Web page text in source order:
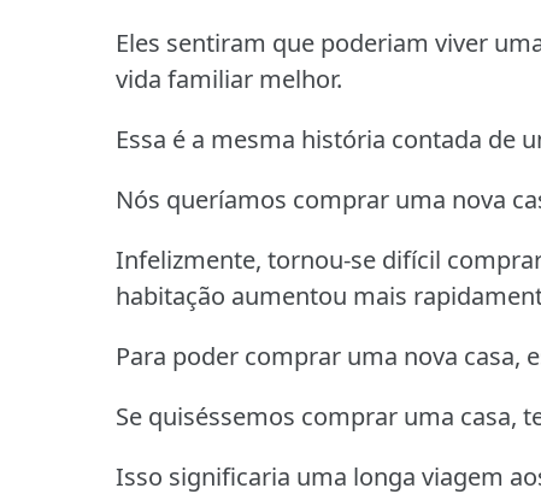
Eles sentiram que poderiam viver
vida familiar melhor.
Essa é a mesma história contada de
Nós queríamos comprar uma nova
Infelizmente, tornou-se difícil
habitação aumentou mais
Para poder comprar uma nova casa,
Se quiséssemos comprar uma casa,
Isso significaria uma longa viagem